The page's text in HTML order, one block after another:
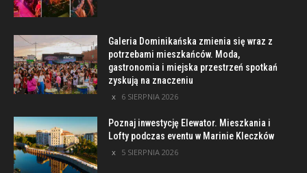
Galeria Dominikańska zmienia się wraz z
potrzebami mieszkańców. Moda,
gastronomia i miejska przestrzeń spotkań
zyskują na znaczeniu
6 SIERPNIA 2026
Poznaj inwestycję Elewator. Mieszkania i
Lofty podczas eventu w Marinie Kleczków
5 SIERPNIA 2026